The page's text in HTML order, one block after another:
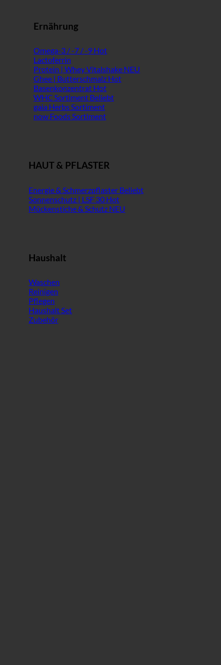
Ernährung
Omega-3 / -7 / -9
Lactoferrin
Protein | Whey Vitalshake
Ghee | Butterschmalz
Basenkonzentrat
WHC Sortiment
gaia Herbs Sortiment
now Foods Sortiment
HAUT & PFLASTER
Energie & Schmerzpflaster
Sonnenschutz | LSF 30
Mückenstiche & Schutz
Haushalt
Waschen
Reinigen
Pflegen
Haushalt Set
Zubehör